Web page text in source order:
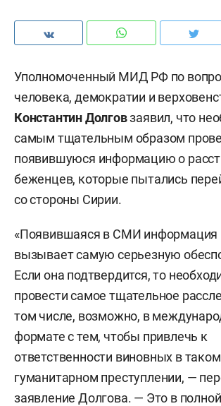
Уполномоченный МИД РФ по
человека, демократии и
Константин Долговзаявил, что
самым тщательным образом
появившуюся информацию о
беженцев, которые пытались
со стороны Сирии.
«Появившаяся в СМИ информация
вызывает самую серьезную
Если она подтвердится, то
провести самое тщательное
том числе, возможно, в
формате с тем, чтобы привлечь к
ответственности виновных в таком
гуманитарном преступлении, —
заявление Долгова. — Это в